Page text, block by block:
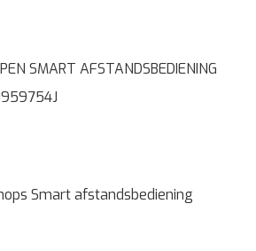
SMART AFSTANDSBEDIENING